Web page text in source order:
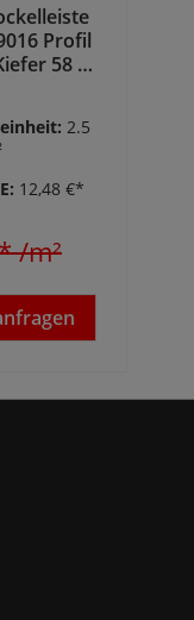
Profil
58 x
2.5
12,48 €*
/m²